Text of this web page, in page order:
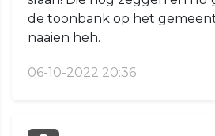
de toonbank op het
naaien heh.
06-10-2022 20:36